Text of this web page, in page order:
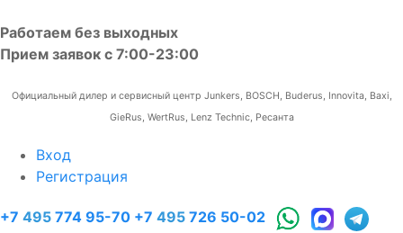
Работаем без выходных
Прием заявок с 7:00-23:00
Официальный дилер и сервисный центр Junkers, BOSCH, Buderus, Innovita, Baxi,
GieRus, WertRus, Lenz Technic, Ресанта
Вход
Регистрация
+7 495 774 95-70 +7 495 726 50-02